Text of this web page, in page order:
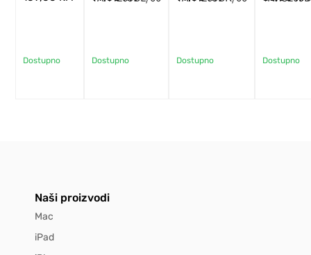
Dostupno Dostupno Dostupno Dostupno
Naši proizvodi
Mac
iPad